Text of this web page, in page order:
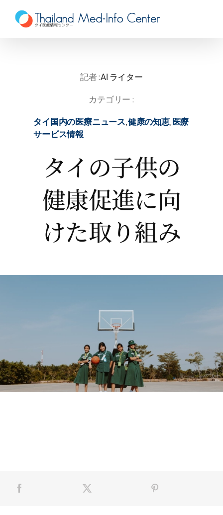
content
記者 :AI ライター
カテゴリー :
タイ国内の医療ニュース,健康の知恵,医療
サービス情報
タイの子供の
健康促進に向
けた取り組み